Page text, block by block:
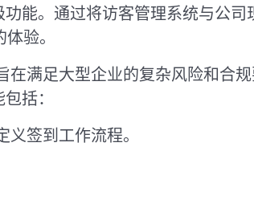
能。通过将访客管理系统与公司
验。
满足大型企业的复杂风险和合
括：
签到工作流程。